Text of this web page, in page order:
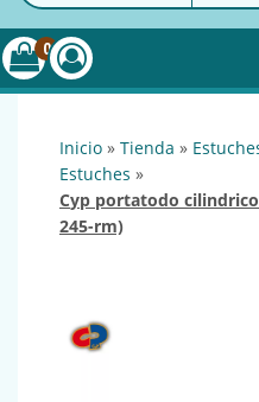
0
inicio » tienda »
estuches »
cyp portatodo cilindrico bordado -rmadrid- (pt-
245-rm)